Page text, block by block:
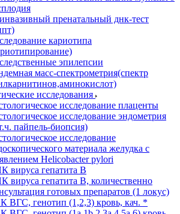
пренатальный днк-тест
кариотипа
эпилепсии
масс-спектрометрия(спектр
исследования
исследование плаценты
исследование эндометрия
пайпель-биопсия)
исследование
материала желудка с
Helicobacter pylori
вируса гепатита B
вируса гепатита B, количественно
готовых препаратов (1 локус)
ВГC, генотип (1,2,3) кровь, кач. *